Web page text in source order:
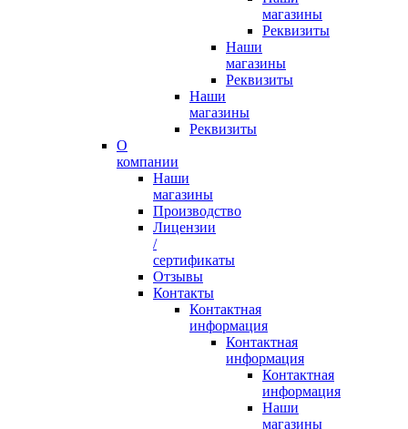
магазины
Реквизиты
Наши
магазины
Реквизиты
Наши
магазины
Реквизиты
О
компании
Наши
магазины
Производство
Лицензии
/
сертификаты
Отзывы
Контакты
Контактная
информация
Контактная
информация
Контактная
информация
Наши
магазины